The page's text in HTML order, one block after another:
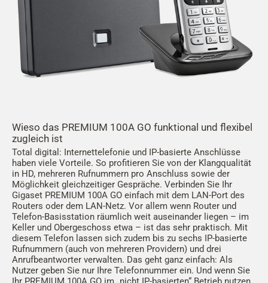
Wieso das PREMIUM 100A GO funktional und flexibel
zugleich ist
Total digital: Internettelefonie und IP-basierte Anschlüsse
haben viele Vorteile. So profitieren Sie von der Klangqualität
in HD, mehreren Rufnummern pro Anschluss sowie der
Möglichkeit gleichzeitiger Gespräche. Verbinden Sie Ihr
Gigaset PREMIUM 100A GO einfach mit dem LAN-Port des
Routers oder dem LAN-Netz. Vor allem wenn Router und
Telefon-Basisstation räumlich weit auseinander liegen – im
Keller und Obergeschoss etwa – ist das sehr praktisch. Mit
diesem Telefon lassen sich zudem bis zu sechs IP-basierte
Rufnummern (auch von mehreren Providern) und drei
Anrufbeantworter verwalten. Das geht ganz einfach: Als
Nutzer geben Sie nur Ihre Telefonnummer ein. Und wenn Sie